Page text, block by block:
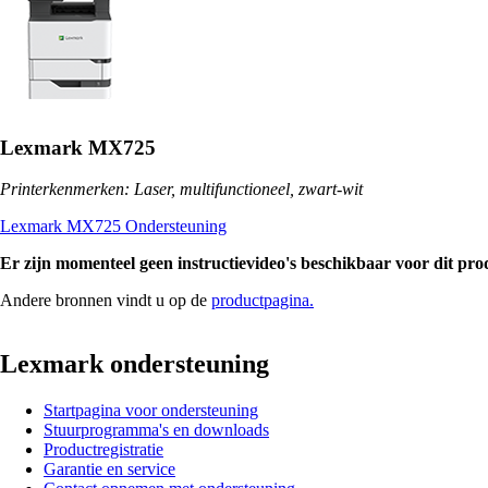
Lexmark MX725
Printerkenmerken: Laser, multifunctioneel, zwart-wit
Lexmark MX725 Ondersteuning
Er zijn momenteel geen instructievideo's beschikbaar voor dit
Andere bronnen vindt u op de productpagina.
Lexmark ondersteuning
Startpagina voor ondersteuning
Stuurprogramma's en downloads
Productregistratie
Garantie en service